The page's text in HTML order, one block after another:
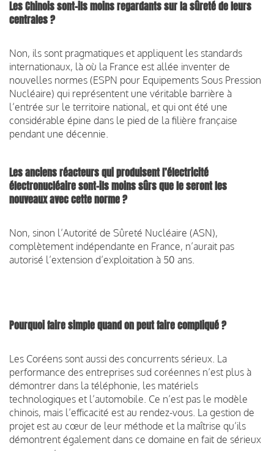
Les Chinois sont-ils moins regardants sur la sûreté de leurs
centrales ?
Non, ils sont pragmatiques et appliquent les standards
internationaux, là où la France est allée inventer de
nouvelles normes (ESPN pour Equipements Sous Pression
Nucléaire) qui représentent une véritable barrière à
l’entrée sur le territoire national, et qui ont été une
considérable épine dans le pied de la filière française
pendant une décennie.
Les anciens réacteurs qui produisent l’électricité
électronucléaire sont-ils moins sûrs que le seront les
nouveaux avec cette norme ?
Non, sinon l’Autorité de Sûreté Nucléaire (ASN),
complètement indépendante en France, n’aurait pas
autorisé l’extension d’exploitation à 50 ans.
Pourquoi faire simple quand on peut faire compliqué ?
Les Coréens sont aussi des concurrents sérieux. La
performance des entreprises sud coréennes n’est plus à
démontrer dans la téléphonie, les matériels
technologiques et l’automobile. Ce n’est pas le modèle
chinois, mais l’efficacité est au rendez-vous. La gestion de
projet est au cœur de leur méthode et la maîtrise qu’ils
démontrent également dans ce domaine en fait de sérieux